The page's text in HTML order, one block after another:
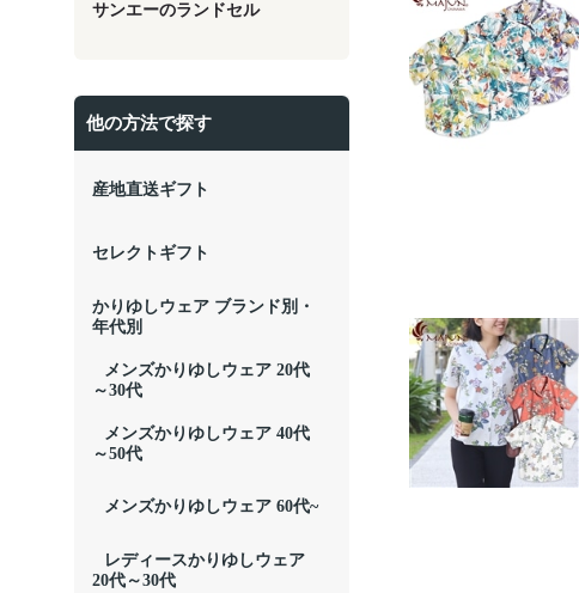
サンエーのランドセル
他の方法で探す
産地直送ギフト
セレクトギフト
かりゆしウェア ブランド別・
年代別
メンズかりゆしウェア 20代
～30代
メンズかりゆしウェア 40代
～50代
メンズかりゆしウェア 60代~
レディースかりゆしウェア
20代～30代